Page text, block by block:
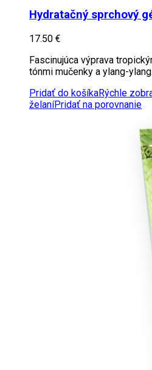
Hydratačný sprchový
17.50 €
Fascinujúca výprava
tónmi mučenky a ylang-ylang.
Pridať do košíkaRýchle
želaníPridať na porovnanie